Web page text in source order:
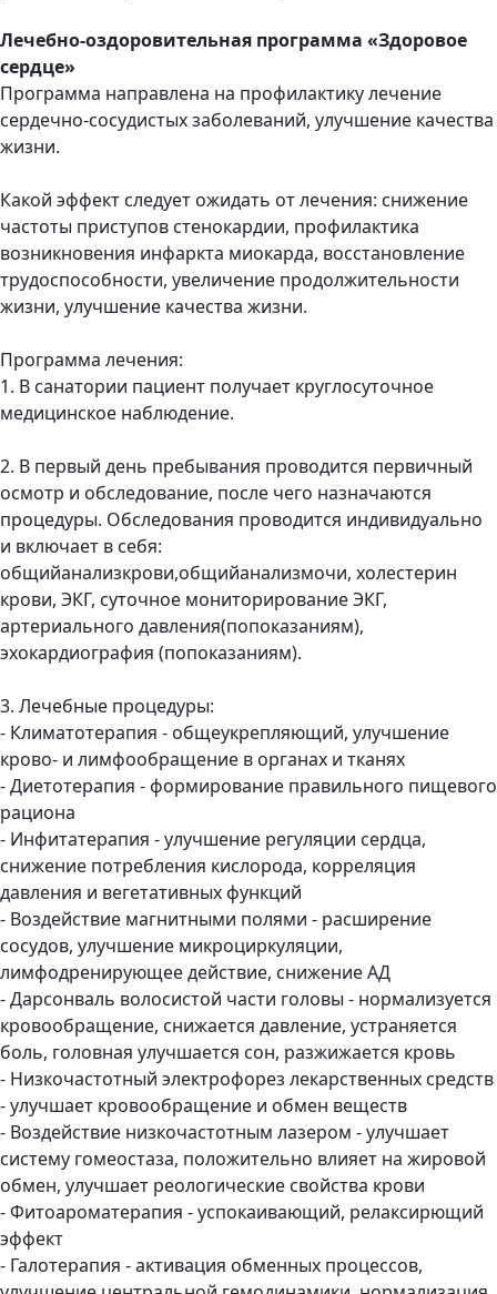
Лечебно-оздоровительная программа «Здоровое
сердце»
Программа направлена на профилактику лечение
сердечно-сосудистых заболеваний, улучшение качества
жизни.
Какой эффект следует ожидать от лечения: снижение
частоты приступов стенокардии, профилактика
возникновения инфаркта миокарда, восстановление
трудоспособности, увеличение продолжительности
жизни, улучшение качества жизни.
Программа лечения:
1. В санатории пациент получает круглосуточное
медицинское наблюдение.
2. В первый день пребывания проводится первичный
осмотр и обследование, после чего назначаются
процедуры. Обследования проводится индивидуально
и включает в себя:
общийанализкрови,общийанализмочи, холестерин
крови, ЭКГ, суточное мониторирование ЭКГ,
артериального давления(попоказаниям),
эхокардиография (попоказаниям).
3. Лечебные процедуры:
- Климатотерапия - общеукрепляющий, улучшение
крово- и лимфообращение в органах и тканях
- Диетотерапия - формирование правильного пищевого
рациона
- Инфитатерапия - улучшение регуляции сердца,
снижение потребления кислорода, корреляция
давления и вегетативных функций
- Воздействие магнитными полями - расширение
сосудов, улучшение микроциркуляции,
лимфодренирующее действие, снижение АД
- Дарсонваль волосистой части головы - нормализуется
кровообращение, снижается давление, устраняется
боль, головная улучшается сон, разжижается кровь
- Низкочастотный электрофорез лекарственных средств
- улучшает кровообращение и обмен веществ
- Воздействие низкочастотным лазером - улучшает
систему гомеостаза, положительно влияет на жировой
обмен, улучшает реологические свойства крови
- Фитоароматерапия - успокаивающий, релаксирющий
эффект
- Галотерапия - активация обменных процессов,